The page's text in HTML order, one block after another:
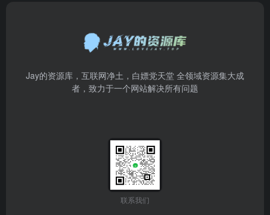
Jay的资源库，互联网净土，白嫖党天堂 全领域资源集大成
者，致力于一个网站解决所有问题
联系我们